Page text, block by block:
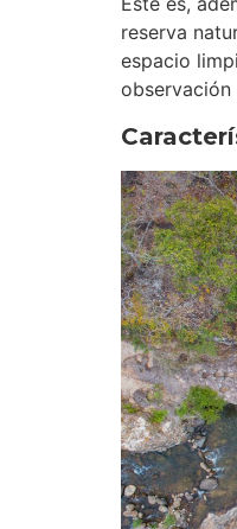
reserva
espacio
observación